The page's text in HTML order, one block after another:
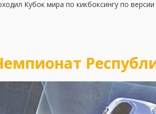
Кубок мира по кикбоксингу по